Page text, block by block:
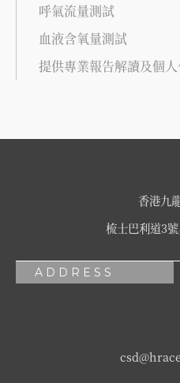
呼氣流量測試
血液含氧量測試
提供專業報告解讀及個
香港九
梳士巴利道3
ADDRESS